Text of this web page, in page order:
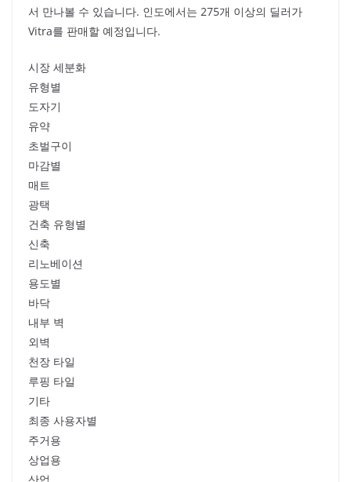
서 만나볼 수 있습니다. 인도에서는 275개 이상의 딜러가
Vitra를 판매할 예정입니다.
시장 세분화
유형별
도자기
유약
초벌구이
마감별
매트
광택
건축 유형별
신축
리노베이션
용도별
바닥
내부 벽
외벽
천장 타일
루핑 타일
기타
최종 사용자별
주거용
상업용